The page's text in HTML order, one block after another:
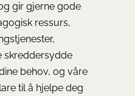
gir gjerne gode
ressurs,
skreddersydde
behov, og våre
til å hjelpe deg